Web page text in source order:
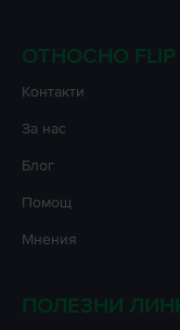
ОТНОСНО FLIP
Контакти
За нас
Блог
Помощ
Мнения
ПОЛЕЗНИ